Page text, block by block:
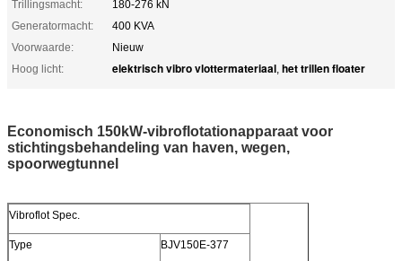
Trillingsmacht:
180-276 kN
Generatormacht:
400 KVA
Voorwaarde:
Nieuw
Hoog licht:
elektrisch vibro vlottermateriaal, het trillen floater
Economisch 150kW-vibroflotationapparaat voor
stichtingsbehandeling van haven, wegen,
spoorwegtunnel
Vibroflot Spec.
Type BJV150E-377